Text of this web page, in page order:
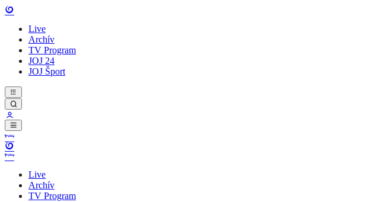
Live
Archív
TV Program
JOJ 24
JOJ Šport
Live
Archív
TV Program